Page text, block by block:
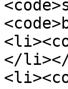
</li></